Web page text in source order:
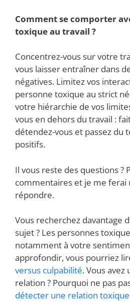
Comment se comporter
toxique au travail ?
Concentrez-vous sur votre
vous laisser entraîner dans
négatives. Limitez vos
personne toxique au strict
votre hiérarchie de vos
vous en dehors du travail :
détendez-vous et passez du
positifs.
Il vous reste des questions ?
commentaires et je me ferai
répondre.
Vous recherchez davantage
sujet ? Les personnes
notamment à votre
approfondir, vous pourriez
versus culpabilité. Vous
relation ? Pourquoi ne pas
détecter une relation toxique